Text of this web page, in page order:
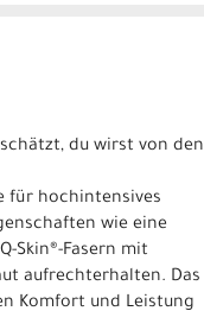
du wirst von den
für hochintensives
wie eine
Skin®-Fasern mit
aufrechterhalten. Das
Komfort und Leistung